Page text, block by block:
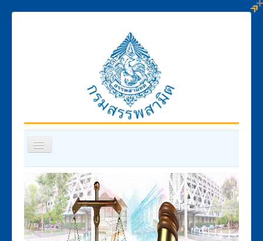
สลับ
วิ
เก
ชั่น
พ.ร.บ.ภาษีสรรพสามิต 2560
พระราชกฤษฎีกา
กฎกระทรวง
ประกาศกระทรวงการคลัง